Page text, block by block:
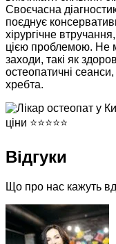
Своєчасна
поєднує
хірургічне
цією проблемою. Не
заходи, такі як
остеопатичні
хребта.
Відгуки
Що про нас кажуть